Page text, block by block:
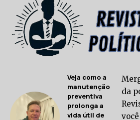
Veja como a
manutenção
preventiva
prolonga a
vida útil de
da